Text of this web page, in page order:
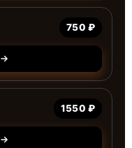
750 ₽
1550 ₽